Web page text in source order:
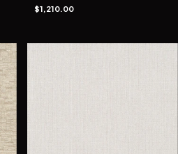
$1,210.00